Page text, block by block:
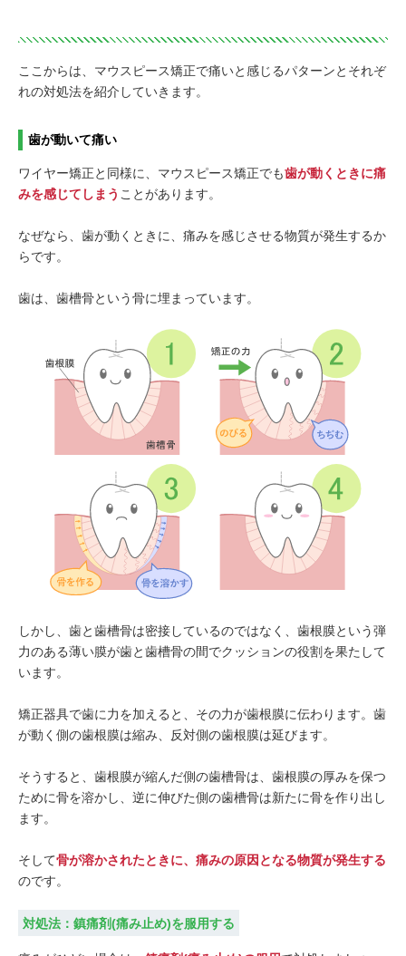
ここからは、マウスピース矯正で痛いと感じるパターンとそれぞ
れの対処法を紹介していきます。
歯が動いて痛い
ワイヤー矯正と同様に、マウスピース矯正でも歯が動くときに痛
みを感じてしまう ことがあります。
なぜなら、歯が動くときに、痛みを感じさせる物質が発生するか
らです。
歯は、歯槽骨という骨に埋まっています。
しかし、歯と歯槽骨は密接しているのではなく、歯根膜という弾
力のある薄い膜が歯と歯槽骨の間でクッションの役割を果たして
います。
矯正器具で歯に力を加えると、その力が歯根膜に伝わります。歯
が動く側の歯根膜は縮み、反対側の歯根膜は延びます。
そうすると、歯根膜が縮んだ側の歯槽骨は、歯根膜の厚みを保つ
ために骨を溶かし、逆に伸びた側の歯槽骨は新たに骨を作り出し
ます。
そして骨が溶かされたときに、痛みの原因となる物質が発生する
のです。
対処法：鎮痛剤(痛み止め)を服用する